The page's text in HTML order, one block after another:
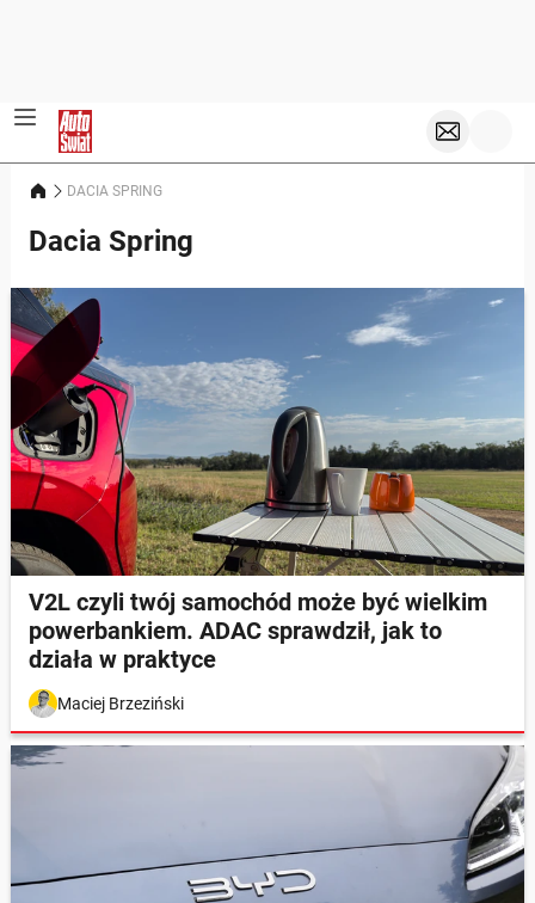
DACIA SPRING
Dacia Spring
V2L czyli twój samochód może być wielkim
powerbankiem. ADAC sprawdził, jak to
działa w praktyce
Maciej Brzeziński